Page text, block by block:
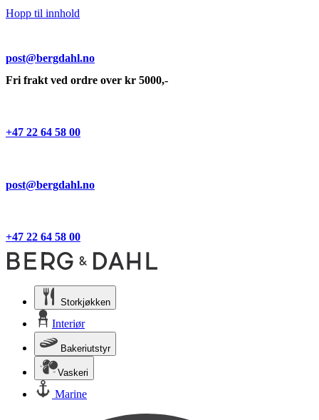
Hopp til innhold
post@bergdahl.no
Fri frakt ved ordre over kr 5000,-
+47 22 64 58 00
post@bergdahl.no
+47 22 64 58 00
Storkjøkken
Interiør
Bakeriutstyr
Vaskeri
Marine